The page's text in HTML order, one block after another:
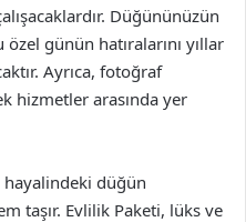
Düğününüzün
günün hatıralarını yıllar
Ayrıca, fotoğraf
hizmetler arasında yer
düğün
taşır. Evlilik Paketi, lüks ve